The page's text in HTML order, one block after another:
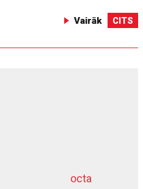
Vairāk CITS
octa
dziļurbums